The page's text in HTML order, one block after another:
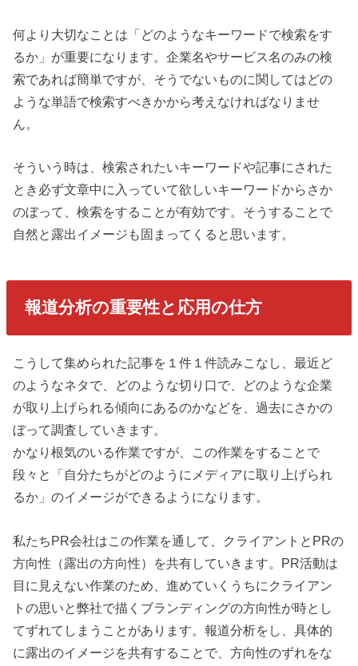
何より大切なことは「どのようなキーワードで検索をす
るか」が重要になります。企業名やサービス名のみの検
索であれば簡単ですが、そうでないものに関してはどの
ような単語で検索すべきかから考えなければなりませ
ん。
そういう時は、検索されたいキーワードや記事にされた
とき必ず文章中に入っていて欲しいキーワードからさか
のぼって、検索をすることが有効です。そうすることで
自然と露出イメージも固まってくると思います。
報道分析の重要性と応用の仕方
こうして集められた記事を１件１件読みこなし、最近ど
のようなネタで、どのような切り口で、どのような企業
が取り上げられる傾向にあるのかなどを、過去にさかの
ぼって調査していきます。
かなり根気のいる作業ですが、この作業をすることで
段々と「自分たちがどのようにメディアに取り上げられ
るか」のイメージができるようになります。
私たちPR会社はこの作業を通して、クライアントとPRの
方向性（露出の方向性）を共有していきます。PR活動は
目に見えない作業のため、進めていくうちにクライアン
トの思いと弊社で描くブランディングの方向性が時とし
てずれてしまうことがあります。報道分析をし、具体的
に露出のイメージを共有することで、方向性のずれをな